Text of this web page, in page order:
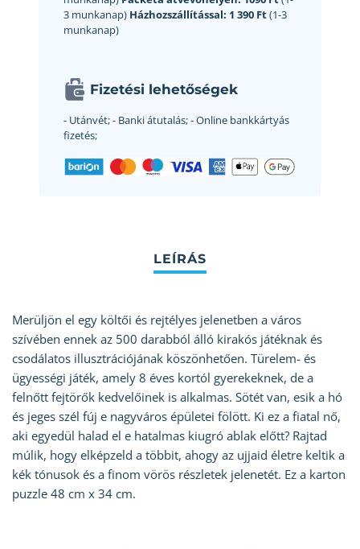
3 munkanap) Házhozszállítással: 1 390 Ft(1-3
munkanap)
Fizetési lehetőségek
- Utánvét;- Banki átutalás;- Online bankkártyás
fizetés;
Merüljön el egy költői és rejtélyes jelenetben a város
szívében ennek az 500 darabból álló kirakós játéknak és
csodálatos illusztrációjának köszönhetően. Türelem- és
ügyességi játék, amely 8 éves kortól gyerekeknek, de a
felnőtt fejtörők kedvelőinek is alkalmas. Sötét van, esik a hó
és jeges szél fúj e nagyváros épületei fölött. Ki ez a fiatal nő,
aki egyedül halad el e hatalmas kiugró ablak előtt? Rajtad
múlik, hogy elképzeld a többit, ahogy az ujjaid életre keltik a
kék tónusok és a finom vörös részletek jelenetét. Ez a karton
puzzle 48 cm x 34 cm.